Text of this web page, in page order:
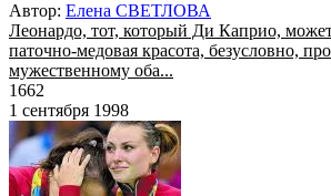
Автор: Елена СВЕТЛОВА
Леонардо, тот, который Ди Каприо,
паточно-медовая красота, безусловно,
мужественному оба...
1662
1 сентября 1998